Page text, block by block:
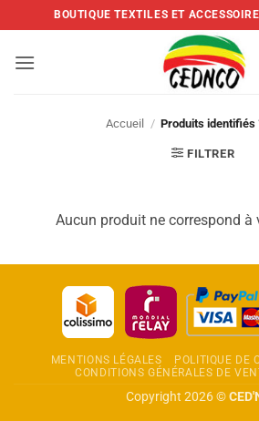
to
BOUTIQUE TEXTILES ET
Accueil / Produits identifiés
FILTRER
Aucun produit ne correspond à
MENTIONS LÉGALES
POLITIQUE DE
CONDITIONS GÉNÉRALES DE
Copyright 2026 ©